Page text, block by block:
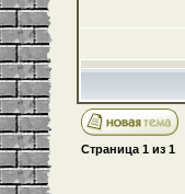
Страница 1 из 1